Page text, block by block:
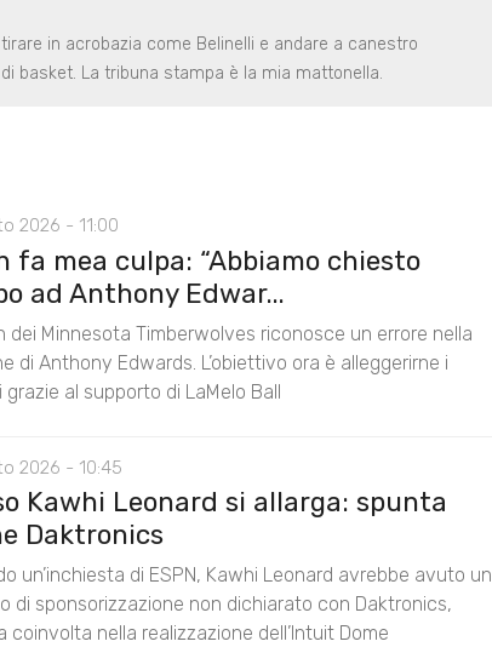
in acrobazia come Belinelli e andare a canestro
basket. La tribuna stampa è la mia mattonella.
2026 - 11:00
fa mea culpa: “Abbiamo chiesto
ad Anthony Edwar...
dei Minnesota Timberwolves riconosce un errore nella
di Anthony Edwards. L’obiettivo ora è alleggerirne i
grazie al supporto di LaMelo Ball
2026 - 10:45
Kawhi Leonard si allarga: spunta
Daktronics
un’inchiesta di ESPN, Kawhi Leonard avrebbe avuto un
di sponsorizzazione non dichiarato con Daktronics,
coinvolta nella realizzazione dell’Intuit Dome